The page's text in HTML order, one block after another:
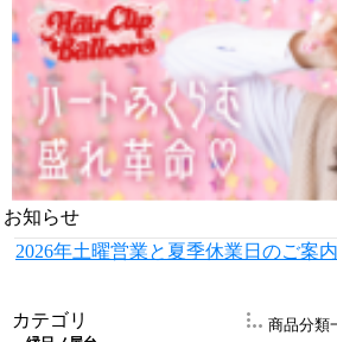
お知らせ
2026年土曜営業と夏季休業日のご案内
カテゴリ 商品分類